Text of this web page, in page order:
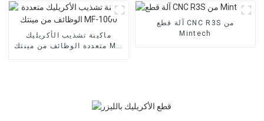
ماكينة تشذيب الأكريليك
متعددة الوظائف من مينتك MF-
آلة قطع CNC R3S من
Mintech